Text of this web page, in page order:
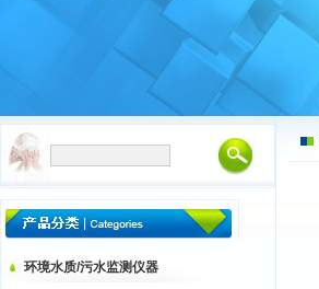
环境水质/污水监测仪器